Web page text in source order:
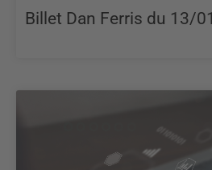
Billet Dan Ferris du 13/